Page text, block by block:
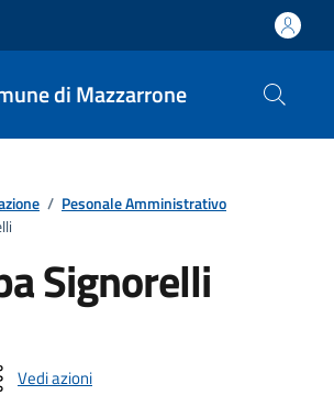
di Mazzarrone
/ Pesonale Amministrativo
Signorelli
Vedi azioni